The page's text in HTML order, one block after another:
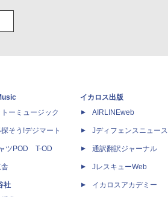
トーミュージック
そう!デジマート
ツPOD T-OD
社
イカロス出版
AIRLINEweb
Jディフェンスニュース
通訳翻訳ジャーナル
JレスキューWeb
イカロスアカデミー